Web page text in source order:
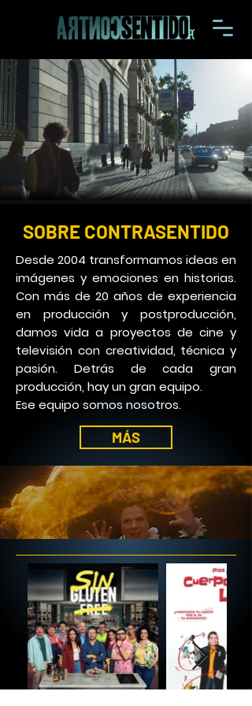
SOBRE CONTRASENTIDO
Desde 2004 transformamos ideas en
imágenes y emociones en historias.
Con más de 20 años de experiencia
en producción y postproducción,
damos vida a proyectos de cine y
televisión con creatividad, técnica y
pasión. Detrás de cada gran
producción, hay un gran equipo.
Ese equipo somos nosotros.
MÁS